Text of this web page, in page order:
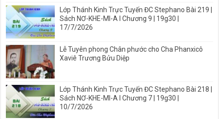
Lớp Thánh Kinh Trực Tuyến ĐC Stephano Bài 219 |
Sách NƠ-KHE-MI-A I Chương 9 | 19g30 |
17/7/2026
Lễ Tuyên phong Chân phước cho Cha Phanxicô
Xaviê Trương Bửu Diệp
Lớp Thánh Kinh Trực Tuyến ĐC Stephano Bài 218 |
Sách NƠ-KHE-MI-A I Chương 7 | 19g30 |
10/7/2026